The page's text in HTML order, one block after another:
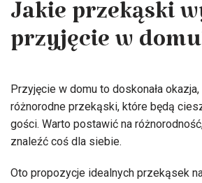
Jakie przekąski
przyjęcie w
Przyjęcie w domu to doskonała
różnorodne przekąski, które będą
gości. Warto postawić na
znaleźć coś dla siebie.
Oto propozycje idealnych przekąsek